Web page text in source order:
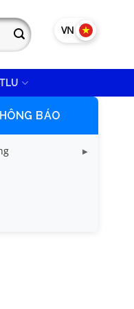
VN EN
BÁO
viên